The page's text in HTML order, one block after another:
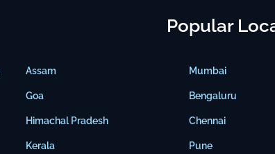
Assam
Goa
Himachal Pradesh
Kerala
Popular
Mumbai
Bengaluru
Chennai
Pune